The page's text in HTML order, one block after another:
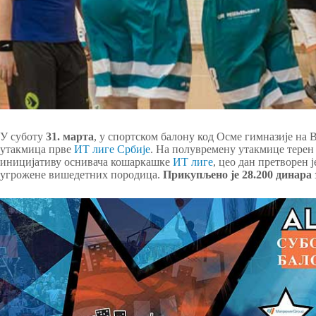
У суботу 31. марта, у спортском балону код Осме гимназије на
утакмица прве ИT лиге Србије. На полувремену утакмице терен
иницијативу оснивача кошаркашке ИT лиге, цео дан претворен
угрожене вишедетних породица. Прикупљено је 28.200 динара